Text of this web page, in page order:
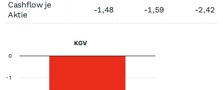
Cashflow je
Aktie
-1,48 -1,59 -2,42
KGV
-1
0